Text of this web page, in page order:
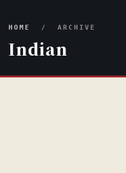
HOME / ARCHIVE
Indian